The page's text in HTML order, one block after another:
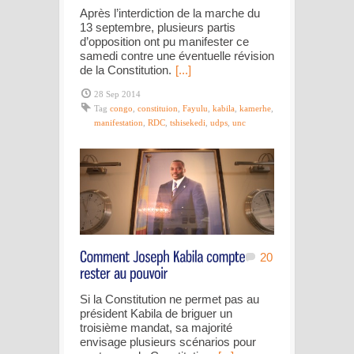
Après l’interdiction de la marche du
13 septembre, plusieurs partis
d’opposition ont pu manifester ce
samedi contre une éventuelle révision
de la Constitution. [...]
28 Sep 2014
Tag congo constituion Fayulu kabila kamerhe
manifestation RDC tshisekedi udps unc
20
Si la Constitution ne permet pas au
président Kabila de briguer un
troisième mandat, sa majorité
envisage plusieurs scénarios pour